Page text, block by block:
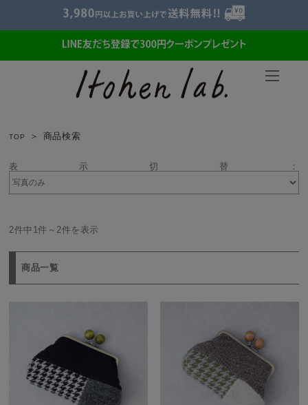
TOP 商品検索
表示切替：
2件中1件～2件を表示
商品一覧